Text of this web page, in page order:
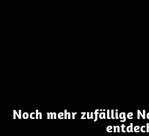
Noch mehr zufällige